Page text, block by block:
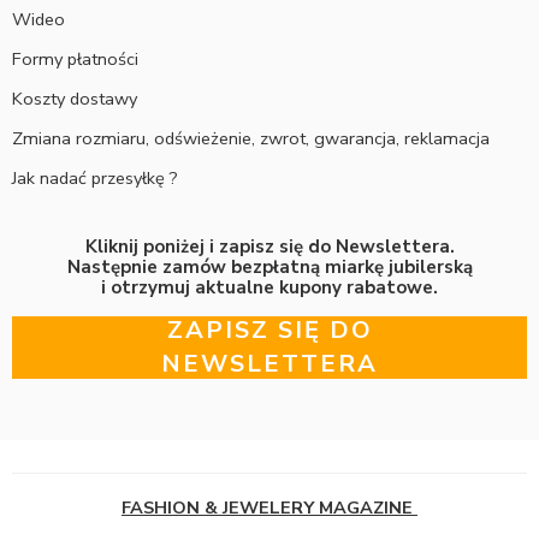
Wideo
Formy płatności
Koszty dostawy
Zmiana rozmiaru, odświeżenie, zwrot, gwarancja, reklamacja
Jak nadać przesyłkę ?
Kliknij poniżej i zapisz się do Newslettera.
Następnie zamów bezpłatną miarkę jubilerską
i otrzymuj aktualne kupony rabatowe.
ZAPISZ SIĘ DO
NEWSLETTERA
FASHION & JEWELERY MAGAZINE